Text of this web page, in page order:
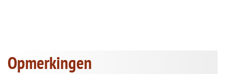
Opmerkingen